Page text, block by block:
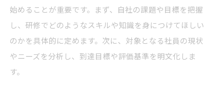
ド
企業研修が面白いと感じる仕掛けの作り方
社内研修テーマや例から学ぶ実践アイデア
参加者を惹きつける研修内容の考え方
始めることが重要です。まず、自社の課題や目標を把握
し、研修でどのようなスキルや知識を身につけてほしい
のかを具体的に定めます。次に、対象となる社員の現状
やニーズを分析し、到達目標や評価基準を明文化しま
す。